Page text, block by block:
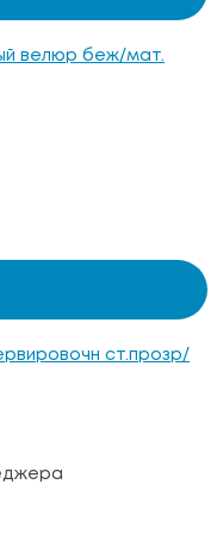
велюр беж/мат.
ст.прозр/